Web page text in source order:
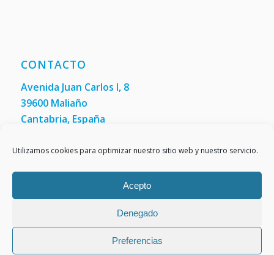
Utilizamos cookies para optimizar nuestro sitio web y nuestro servicio.
Acepto
Denegado
Preferencias
CONTACTO
Avenida Juan Carlos I, 8
39600 Maliaño
Cantabria, España
Fax:(+34) 942 200 148